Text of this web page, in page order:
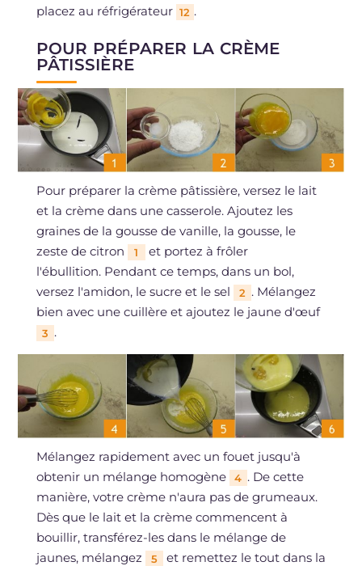
placez au réfrigérateur 12 .
POUR PRÉPARER LA CRÈME
PÂTISSIÈRE
Pour préparer la crème pâtissière, versez le lait
et la crème dans une casserole. Ajoutez les
graines de la gousse de vanille, la gousse, le
zeste de citron
1
et portez à frôler
l'ébullition. Pendant ce temps, dans un bol,
versez l'amidon, le sucre et le sel
2 . Mélangez
bien avec une cuillère et ajoutez le jaune d'œuf
3 .
Mélangez rapidement avec un fouet jusqu'à
obtenir un mélange homogène
4 . De cette
manière, votre crème n'aura pas de grumeaux.
Dès que le lait et la crème commencent à
bouillir, transférez-les dans le mélange de
jaunes, mélangez
5
et remettez le tout dans la